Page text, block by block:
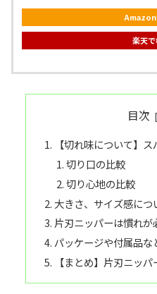
Amazon
楽天
目次
【切れ味について】
切り口の比較
切り心地の比較
大きさ、サイズ感につ
片刃ニッパーは慣れが
パッケージや付属品な
【まとめ】片刃ニッ